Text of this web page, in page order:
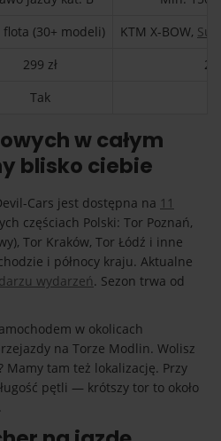
flota (30+ modeli) KTM X-BOW,
299 zł
Tak
w całym
blisko ciebie
Cars jest dostępna na 11
częściach Polski: Tor Poznań,
Tor Kraków, Tor Łódź i inne
i północy kraju. Aktualne
wydarzeń. Sezon trwa od
w okolicach
na Torze Modlin. Wolisz
Mamy tam też lokalizację. Przy
pętli — krótszy tor to około